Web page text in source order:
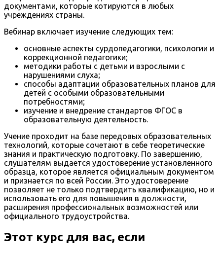
документами, которые котируются в любых
учреждениях страны.
Вебинар включает изучение следующих тем:
основные аспекты сурдопедагогики, психологии и
коррекционной педагогики;
методики работы с детьми и взрослыми с
нарушениями слуха;
способы адаптации образовательных планов для
детей с особыми образовательными
потребностями;
изучение и внедрение стандартов ФГОС в
образовательную деятельность.
Учение проходит на базе передовых образовательных
технологий, которые сочетают в себе теоретические
знания и практическую подготовку. По завершению,
слушателям выдается удостоверение установленного
образца, которое является официальным документом
и признается по всей России. Это удостоверение
позволяет не только подтвердить квалификацию, но и
использовать его для повышения в должности,
расширения профессиональных возможностей или
официального трудоустройства.
Этот курс для вас, если